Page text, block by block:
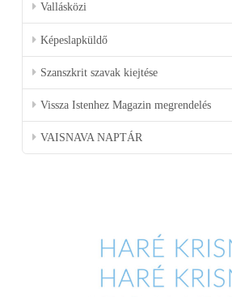
Vallásközi
Képeslapküldő
Szanszkrit szavak kiejtése
Vissza Istenhez Magazin megrendelés
VAISNAVA NAPTÁR